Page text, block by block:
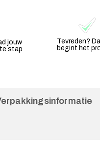
jouw
stap
Tevreden?
begint het